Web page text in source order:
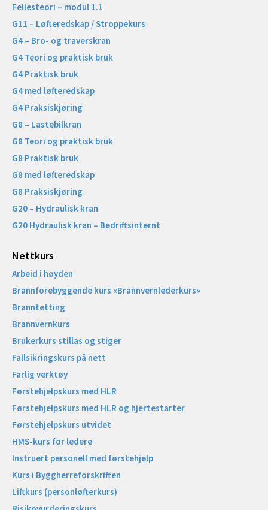
Fellesteori – modul 1.1
G11 – Løfteredskap / Stroppekurs
G4 – Bro- og traverskran
G4 Teori og praktisk bruk
G4 Praktisk bruk
G4 med løfteredskap
G4 Praksiskjøring
G8 – Lastebilkran
G8 Teori og praktisk bruk
G8 Praktisk bruk
G8 med løfteredskap
G8 Praksiskjøring
G20 – Hydraulisk kran
G20 Hydraulisk kran – Bedriftsinternt
Nettkurs
Arbeid i høyden
Brannforebyggende kurs «Brannvernlederkurs»
Branntetting
Brannvernkurs
Brukerkurs stillas og stiger
Fallsikringskurs på nett
Farlig verktøy
Førstehjelpskurs med HLR
Førstehjelpskurs med HLR og hjertestarter
Førstehjelpskurs utvidet
HMS-kurs for ledere
Instruert personell med førstehjelp
Kurs i Byggherreforskriften
Liftkurs (personløfterkurs)